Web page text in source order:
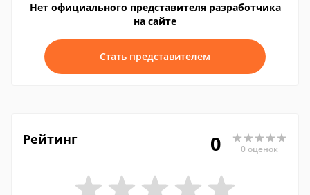
Нет официального представителя разработчика
на сайте
Стать представителем
Рейтинг 0 0 оценок